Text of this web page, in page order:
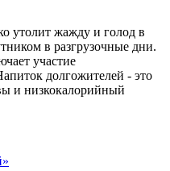
утолит жажду и голод в
в разгрузочные дни.
участие
долгожителей - это
и низкокалорийный